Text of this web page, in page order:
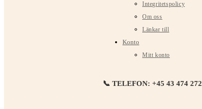
Integritetspolicy
Om oss
Länkar till
Konto
Mitt konto
📞 TELEFON: +45 43 474 272